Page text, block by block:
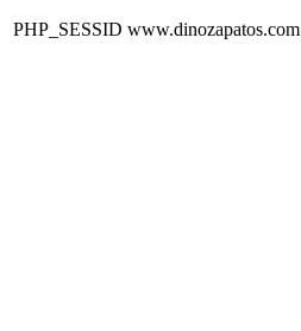
PHP_SESSID www.dinozapatos.com